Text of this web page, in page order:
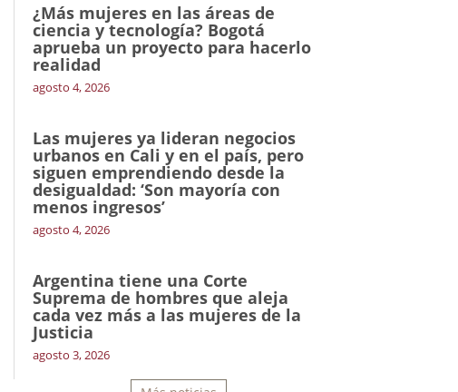
¿Más mujeres en las áreas de
ciencia y tecnología? Bogotá
aprueba un proyecto para hacerlo
realidad
agosto 4, 2026
Las mujeres ya lideran negocios
urbanos en Cali y en el país, pero
siguen emprendiendo desde la
desigualdad: ‘Son mayoría con
menos ingresos’
agosto 4, 2026
Argentina tiene una Corte
Suprema de hombres que aleja
cada vez más a las mujeres de la
Justicia
agosto 3, 2026